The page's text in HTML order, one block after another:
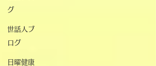
グ
世話人ブ
ログ
日曜健康